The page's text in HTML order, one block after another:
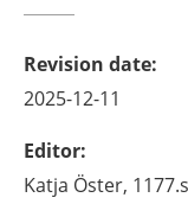
Revision date:
2025-12-11
Editor:
Katja Öster,